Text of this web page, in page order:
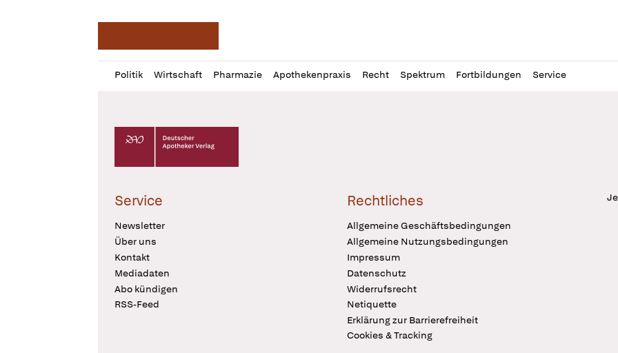
Politik Wirtschaft Pharmazie Apothekenpraxis Recht Spektrum Fortbildungen Service
Profil
öffnen
Daz
Pur
Deutscher Apotheker Verlag Logo
Service
Newsletter
Über uns
Kontakt
Mediadaten
Abo kündigen
RSS-Feed
Rechtliches
Allgemeine Geschäftsbedingungen
Allgemeine Nutzungsbedingungen
Impressum
Datenschutz
Widerrufsrecht
Netiquette
Erklärung zur Barrierefreiheit
Cookies & Tracking